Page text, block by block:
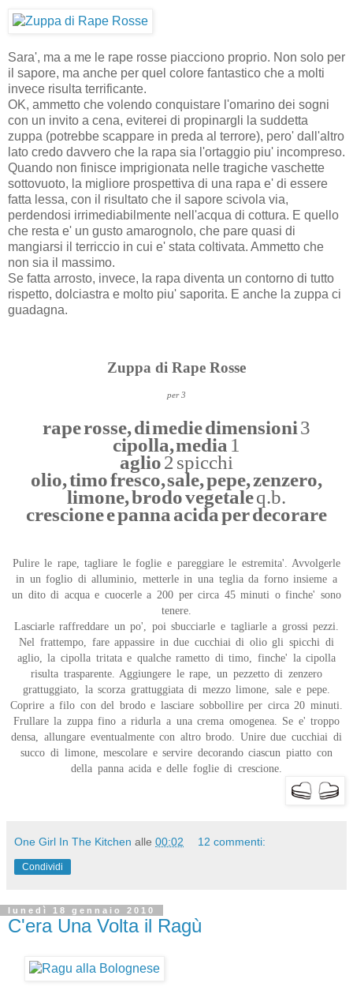
Sara', ma a me le rape rosse piacciono proprio. Non solo per
il sapore, ma anche per quel colore fantastico che a molti
invece risulta terrificante.
OK, ammetto che volendo conquistare l'omarino dei sogni
con un invito a cena, eviterei di propinargli la suddetta
zuppa (potrebbe scappare in preda al terrore), pero' dall'altro
lato credo davvero che la rapa sia l'ortaggio piu' incompreso.
Quando non finisce imprigionata nelle tragiche vaschette
sottovuoto, la migliore prospettiva di una rapa e' di essere
fatta lessa, con il risultato che il sapore scivola via,
perdendosi irrimediabilmente nell'acqua di cottura. E quello
che resta e' un gusto amarognolo, che pare quasi di
mangiarsi il terriccio in cui e' stata coltivata. Ammetto che
non sia il massimo.
Se fatta arrosto, invece, la rapa diventa un contorno di tutto
rispetto, dolciastra e molto piu' saporita. E anche la zuppa ci
guadagna.
Zuppa di Rape Rosse
per 3
rape rosse, di medie dimensioni3
cipolla, media 1
aglio2 spicchi
olio, timo fresco, sale, pepe, zenzero,
limone, brodo vegetaleq.b.
crescione e panna acida per decorare
Pulire le rape, tagliare le foglie e pareggiare le estremita'. Avvolgerle
in un foglio di alluminio, metterle in una teglia da forno insieme a
un dito di acqua e cuocerle a 200 per circa 45 minuti o finche' sono
tenere.
Lasciarle raffreddare un po', poi sbucciarle e tagliarle a grossi pezzi.
Nel frattempo, fare appassire in due cucchiai di olio gli spicchi di
aglio, la cipolla tritata e qualche rametto di timo, finche' la cipolla
risulta trasparente. Aggiungere le rape, un pezzetto di zenzero
grattuggiato, la scorza grattuggiata di mezzo limone, sale e pepe.
Coprire a filo con del brodo e lasciare sobbollire per circa 20 minuti.
Frullare la zuppa fino a ridurla a una crema omogenea. Se e' troppo
densa, allungare eventualmente con altro brodo. Unire due cucchiai di
succo di limone, mescolare e servire decorando ciascun piatto con
della panna acida e delle foglie di crescione.
One Girl In The Kitchen alle 00:02 12 commenti:
Condividi
lunedì 18 gennaio 2010
C'era Una Volta il Ragù